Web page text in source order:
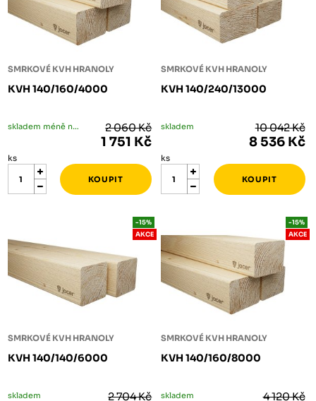
SMRKOVÉ KVH HRANOLY
KVH 140/160/4000
skladem méně než 5 ks 2 060 Kč
1 751 Kč
ks
SMRKOVÉ KVH HRANOLY
KVH 140/240/13000
skladem 10 042 Kč
8 536 Kč
ks
SMRKOVÉ KVH HRANOLY
KVH 140/140/6000
-15%
AKCE
skladem 2 704 Kč
SMRKOVÉ KVH HRANOLY
KVH 140/160/8000
-15%
AKCE
skladem 4 120 Kč